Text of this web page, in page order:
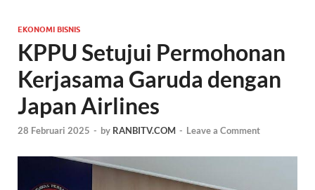
EKONOMI BISNIS
KPPU Setujui Permohonan
Kerjasama Garuda dengan
Japan Airlines
28 Februari 2025 - by RANBITV.COM - Leave a Comment